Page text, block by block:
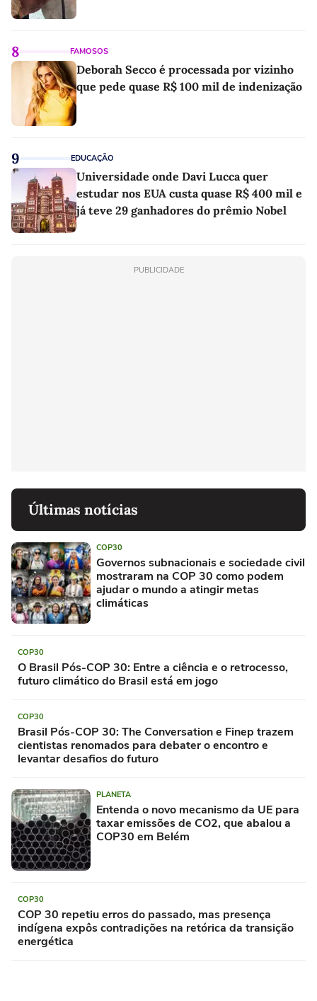
8 FAMOSOS
Deborah Secco é processada por vizinho
que pede quase R$ 100 mil de indenização
9 EDUCAÇÃO
Universidade onde Davi Lucca quer
estudar nos EUA custa quase R$ 400 mil e
já teve 29 ganhadores do prêmio Nobel
PUBLICIDADE
Últimas notícias
COP30
Governos subnacionais e sociedade civil
mostraram na COP 30 como podem
ajudar o mundo a atingir metas
climáticas
COP30
O Brasil Pós-COP 30: Entre a ciência e o retrocesso,
futuro climático do Brasil está em jogo
COP30
Brasil Pós-COP 30: The Conversation e Finep trazem
cientistas renomados para debater o encontro e
levantar desafios do futuro
PLANETA
Entenda o novo mecanismo da UE para
taxar emissões de CO2, que abalou a
COP30 em Belém
COP30
COP 30 repetiu erros do passado, mas presença
indígena expôs contradições na retórica da transição
energética